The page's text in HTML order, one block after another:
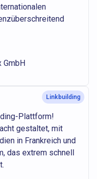
GmbH
Linkbuilding
Plattform!
gestaltet, mit
in Frankreich und
das extrem schnell